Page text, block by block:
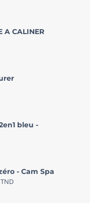
A CALINER
bleu -
- Cam Spa
TND